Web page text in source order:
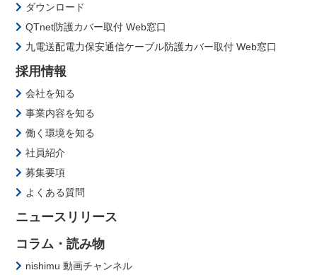
ダウンロード
QTnet防護カバー取付 Web窓口
九電送配電力保安通信ケーブル防護カバー取付 Web窓口
採用情報
会社を知る
事業内容を知る
働く環境を知る
社員紹介
募集要項
よくある質問
ニュースリリース
コラム・読み物
nishimu 動画チャンネル